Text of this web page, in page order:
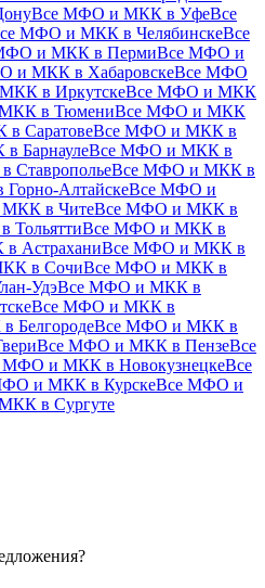
Все МФО и МКК в УфеВсе
МФО и МКК в ЧелябинскеВсе
и МКК в ПермиВсе МФО и
и МКК в ХабаровскеВсе МФО
в ИркутскеВсе МФО и МКК
в ТюмениВсе МФО и МКК
СаратовеВсе МФО и МКК в
БарнаулеВсе МФО и МКК в
Все МФО и МКК в
АлтайскеВсе МФО и
в ЧитеВсе МФО и МКК в
Все МФО и МКК в
АстраханиВсе МФО и МКК в
в СочиВсе МФО и МКК в
УдэВсе МФО и МКК в
Все МФО и МКК в
Все МФО и МКК в
Все МФО и МКК в ПензеВсе
МФО и МКК в НовокузнецкеВсе
и МКК в КурскеВсе МФО и
в Сургуте